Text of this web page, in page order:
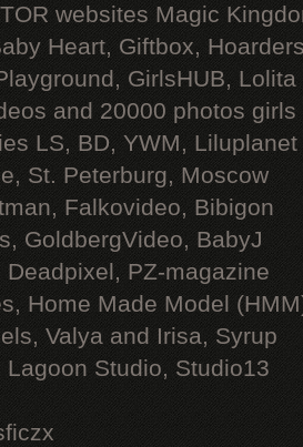
websites Magic
Heart, Giftbox,
GirlsHUB, Lolita
and 20000 photos
LS, BD, YWM, Liluplanet
St. Peterburg, Moscow
Falkovideo, Bibigon
GoldbergVideo, BabyJ
Deadpixel, PZ-magazine
Home Made Model
Valya and Irisa, Syrup
Lagoon Studio, Studio13